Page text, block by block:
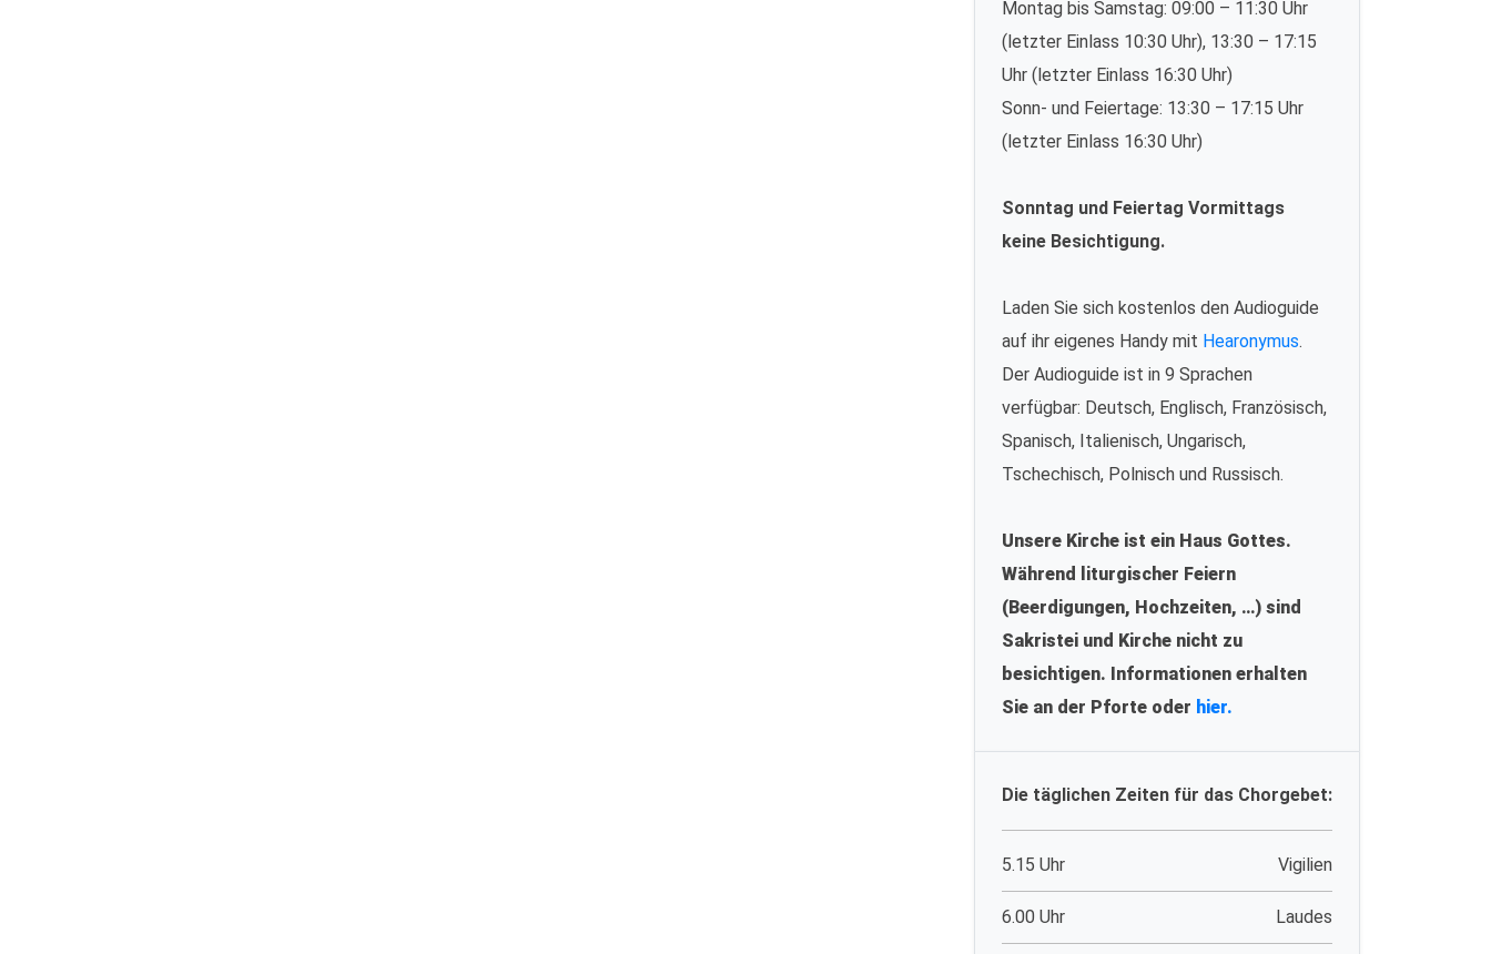
Montag bis Samstag: 09:00 – 11:30 Uhr
(letzter Einlass 10:30 Uhr), 13:30 – 17:15
Uhr (letzter Einlass 16:30 Uhr)
Sonn- und Feiertage: 13:30 – 17:15 Uhr
(letzter Einlass 16:30 Uhr)
Sonntag und Feiertag Vormittags
keine Besichtigung.
Laden Sie sich kostenlos den Audioguide
auf ihr eigenes Handy mit Hearonymus.
Der Audioguide ist in 9 Sprachen
verfügbar: Deutsch, Englisch, Französisch,
Spanisch, Italienisch, Ungarisch,
Tschechisch, Polnisch und Russisch.
Unsere Kirche ist ein Haus Gottes.
Während liturgischer Feiern
(Beerdigungen, Hochzeiten, …) sind
Sakristei und Kirche nicht zu
besichtigen. Informationen erhalten
Sie an der Pforte oder hier.
Die täglichen Zeiten für das Chorgebet:
5.15 Uhr Vigilien
6.00 Uhr Laudes